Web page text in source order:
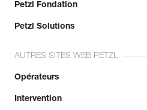
Petzl Fondation
Petzl Solutions
AUTRES SITES WEB PETZL
Opérateurs
Intervention